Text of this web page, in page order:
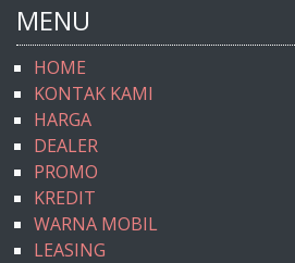
MENU
HOME
KONTAK KAMI
HARGA
DEALER
PROMO
KREDIT
WARNA MOBIL
LEASING